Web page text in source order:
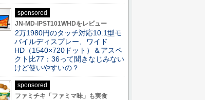
sponsored
JN-MD-IPST101WHDをレビュー
2万1980円のタッチ対応10.1型モ
バイルディスプレー、ワイド
HD（1540×720ドット）＆アスペ
クト比77：36って聞きなじみない
けど使いやすいの？
sponsored
ファミチキ「ファミマ味」も実食